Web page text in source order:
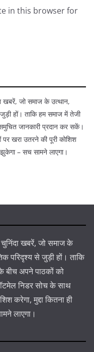
in this browser for
खबरें, जो समाज के उत्थान,
हों। ताकि हम समाज में तेजी
जानकारी प्रदान कर सकें।
खरा उतरने की पूरी कोशिश
झुकेगा – सच सामने लाएगा।
खबरें, जो समाज के
परिदृश्य से जुड़ी हों। ताकि
अपने पाठकों को
निडर सोच के साथ
करेगा, मुद्दा कितना ही
लाएगा।